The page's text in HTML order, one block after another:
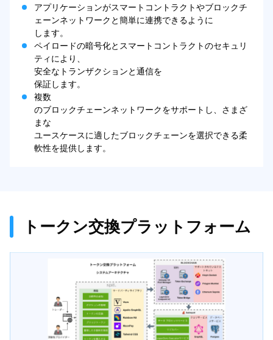
アプリケーションがスマートコントラクトやブロックチ
ェーンネットワークと簡単に連携できるように
します。
ペイロードの暗号化とスマートコントラクトのセキュリ
ティにより、
安全なトランザクションと通信を
保証します。
複数
のブロックチェーンネットワークをサポートし、さまざ
まな
ユースケースに適したブロックチェーンを選択できる柔
軟性を提供します。
トークン交換プラットフォーム